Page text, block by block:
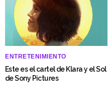
ENTRETENIMIENTO
Este es el cartel de Klara y el Sol
de Sony Pictures